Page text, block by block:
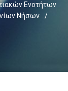
Ενοτήτων
Νήσων
/